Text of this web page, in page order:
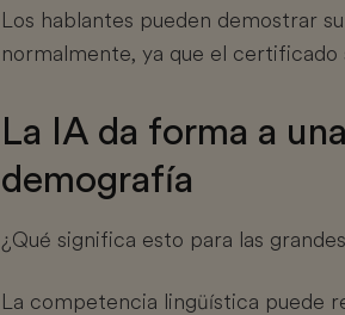
Los hablantes pueden demostrar
normalmente, ya que el
La IA da forma a
demografía
¿Qué significa esto para las
La competencia lingüística puede